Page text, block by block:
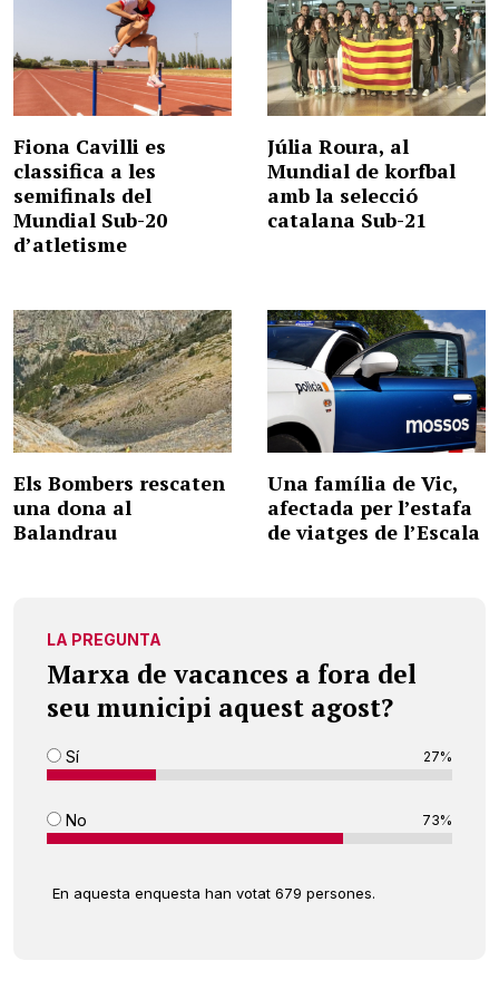
Fiona Cavilli es
classifica a les
semifinals del
Mundial Sub-20
d’atletisme
Júlia Roura, al
Mundial de korfbal
amb la selecció
catalana Sub-21
Els Bombers rescaten
una dona al
Balandrau
Una família de Vic,
afectada per l’estafa
de viatges de l’Escala
LA PREGUNTA
Marxa de vacances a fora del
seu municipi aquest agost?
Sí 27%
No 73%
En aquesta enquesta han votat 679 persones.